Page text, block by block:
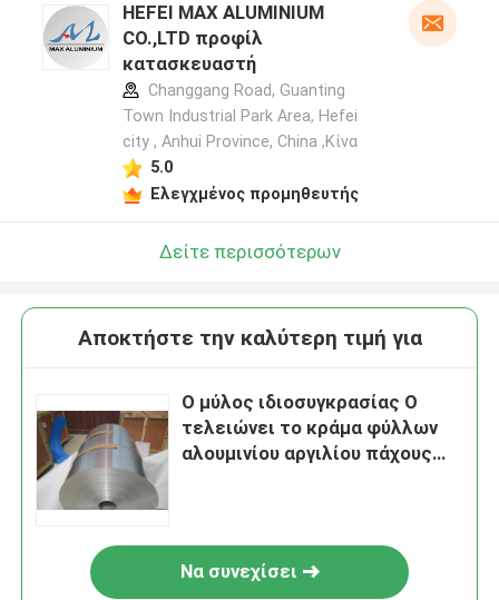
HEFEI MAX ALUMINIUM
CO.,LTD προφίλ
κατασκευαστή
Changgang Road, Guanting
Town Industrial Park Area, Hefei
city , Anhui Province, China ,Κίνα
5.0
Ελεγχμένος προμηθευτής
Δείτε περισσότερων
Αποκτήστε την καλύτερη τιμή για
Ο μύλος ιδιοσυγκρασίας Ο
τελειώνει το κράμα φύλλων
αλουμινίου αργιλίου πάχους
Να συνεχίσει